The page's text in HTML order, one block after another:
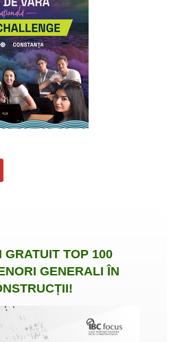
GRATUIT TOP 100
GENERALI ÎN
!